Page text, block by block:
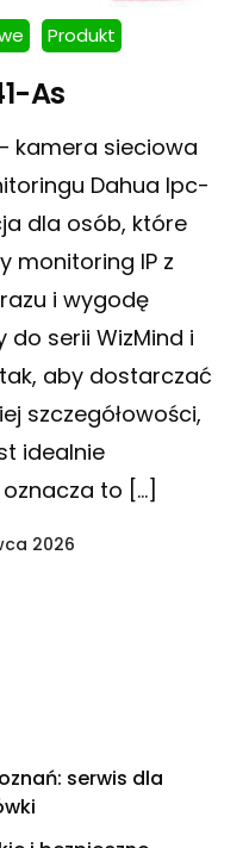
Produkt
As
kamera sieciowa
Dahua Ipc-
dla osób, które
monitoring IP z
i wygodę
do serii WizMind i
aby dostarczać
szczegółowości,
idealnie
to […]
2026
serwis dla